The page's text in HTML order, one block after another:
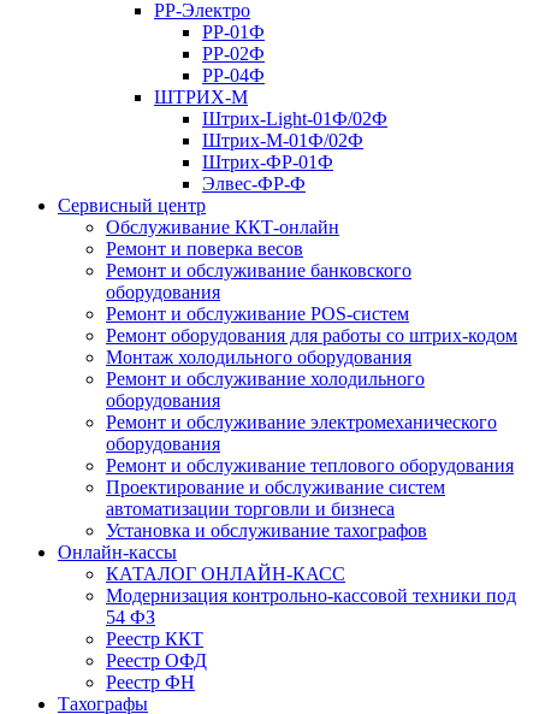
РР-Электро
РР-01Ф
РР-02Ф
РР-04Ф
ШТРИХ-М
Штрих-Light-01Ф/02Ф
Штрих-М-01Ф/02Ф
Штрих-ФР-01Ф
Элвес-ФР-Ф
Сервисный центр
Обслуживание ККТ-онлайн
Ремонт и поверка весов
Ремонт и обслуживание банковского
оборудования
Ремонт и обслуживание POS-систем
Ремонт оборудования для работы со штрих-кодом
Монтаж холодильного оборудования
Ремонт и обслуживание холодильного
оборудования
Ремонт и обслуживание электромеханического
оборудования
Ремонт и обслуживание теплового оборудования
Проектирование и обслуживание систем
автоматизации торговли и бизнеса
Установка и обслуживание тахографов
Онлайн-кассы
КАТАЛОГ ОНЛАЙН-КАСС
Модернизация контрольно-кассовой техники под
54 ФЗ
Реестр ККТ
Реестр ОФД
Реестр ФН
Тахографы